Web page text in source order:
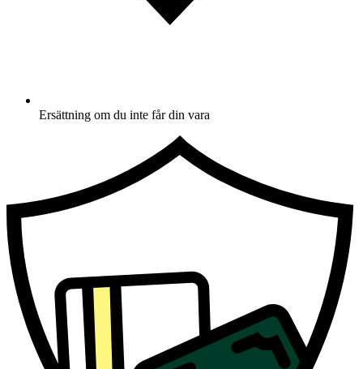
Ersättning om du inte får din vara